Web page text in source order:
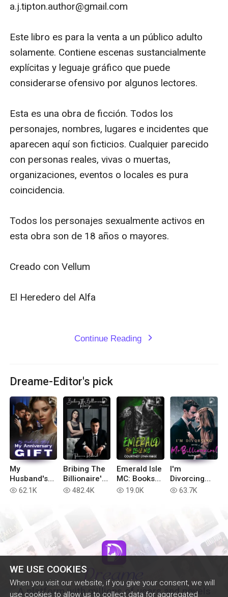
WE USE COOKIES
When you visit our website, if you give your consent, we will
use cookies to allow us to collect data for aggregated
un bombero demasiado caliente para soportar. Este
transformistas, magia explosiva y un lugar de trabajo
tan caliente que derretirá el corazón más
frío. Sucediendo en el mismo mundo que la serie "Su
vikingo elemental", la serie "El hombre oso
como Lola (la misteriosa mesera del bar sobrenatural
que sabe más de lo que jamás dirá), Audrey (una bruja
con habilidades para formar parejas) y un elenco
entero de criaturas sobrenaturales adorables. Estas
novelas INDEPENDIENTE son parte de la serie "El
hombre oso multimillonario" que se puede leer en
historia termina como se debe: con un “felices para
siempre”.
a.j.tipton.author@gmail.com
Este libro es para la venta a un público adulto
solamente. Contiene escenas sustancialmente
explícitas y leguaje gráfico que puede
considerarse ofensivo por algunos lectores.
Esta es una obra de ficción. Todos los
personajes, nombres, lugares e incidentes que
aparecen aquí son ficticios. Cualquier parecido
con personas reales, vivas o muertas,
organizaciones, eventos o locales es pura
coincidencia.
Todos los personajes sexualmente activos en
esta obra son de 18 años o mayores.
Creado con Vellum
El Heredero del Alfa
Continue Reading expand_more
Dreame-Editor's pick
My
Husband's
Affair, My
read 62.1K
Bribing The
Billionaire's
Revenge
read 482.4K
Emerald Isle
MC: Books
1-6
read 19.0K
I'm
Divorcing
with You, Mr
read 63.7K
A platform with millions of users and novels